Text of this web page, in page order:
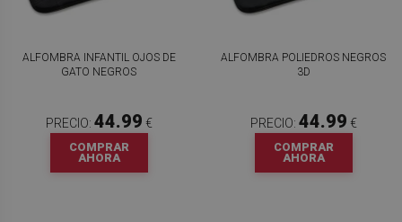
ALFOMBRA INFANTIL OJOS DE
GATO NEGROS
PRECIO: 44.99 €
COMPRAR
AHORA
ALFOMBRA POLIEDROS NEGROS
3D
PRECIO: 44.99 €
COMPRAR
AHORA